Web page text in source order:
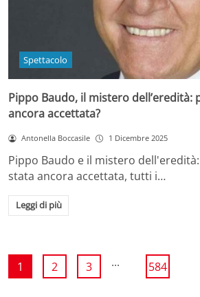
Spettacolo
Pippo Baudo, il mistero dell’eredità:
ancora accettata?
Antonella Boccasile 1 Dicembre 2025
Pippo Baudo e il mistero
stata ancora accettata, tutti i…
Leggi di più
1 2 3 ... 584